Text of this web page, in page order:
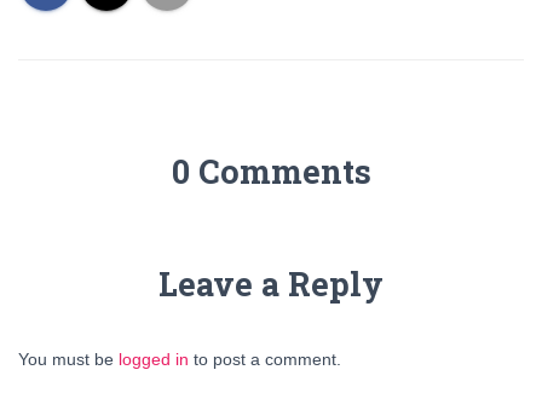
0 Comments
Leave a Reply
You must be logged in to post a comment.